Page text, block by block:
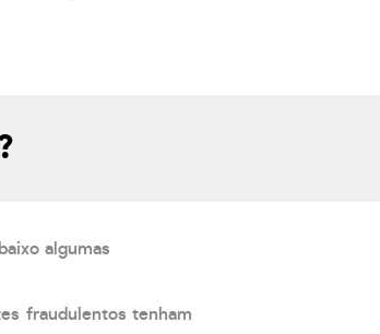
algumas
fraudulentos tenham